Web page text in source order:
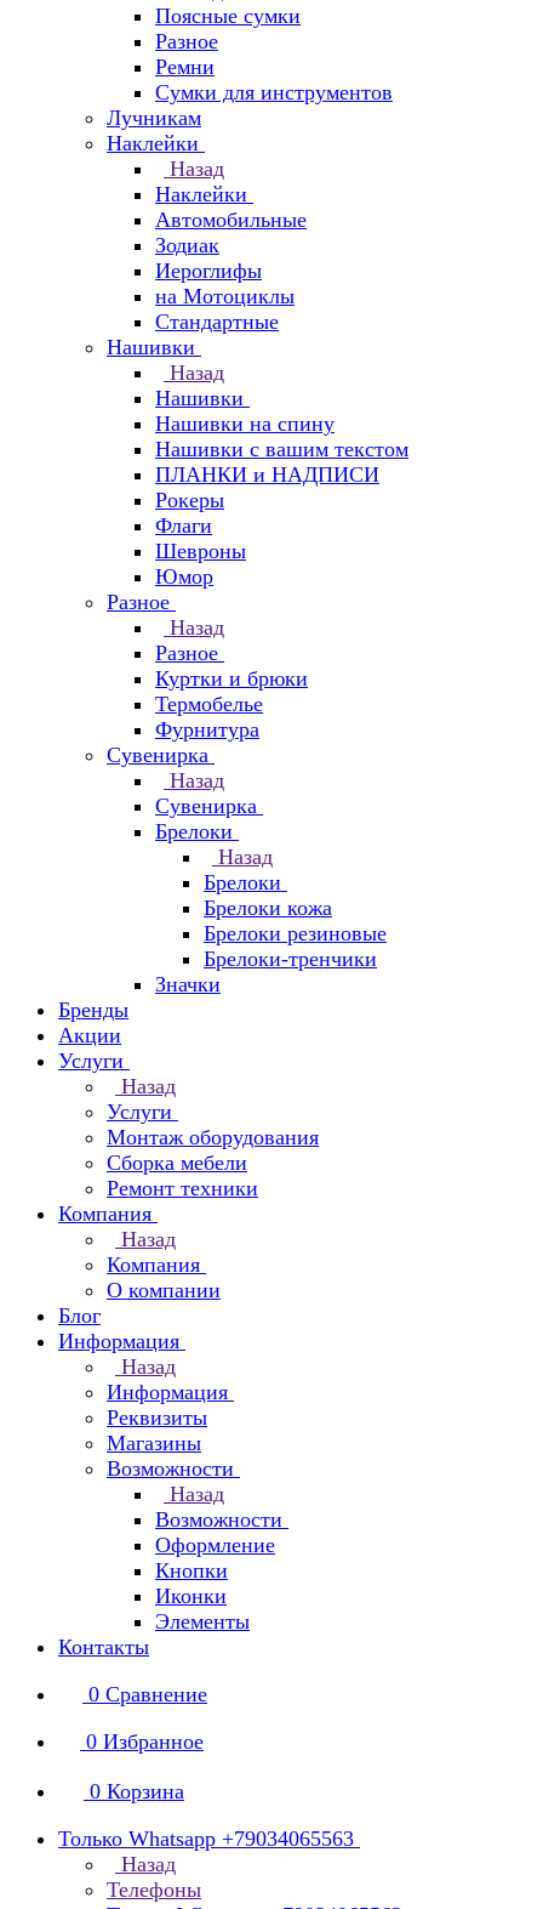
Поясные сумки
Разное
Ремни
Сумки для инструментов
Лучникам
Наклейки
Назад
Наклейки
Автомобильные
Зодиак
Иероглифы
на Мотоциклы
Стандартные
Нашивки
Назад
Нашивки
Нашивки на спину
Нашивки с вашим текстом
ПЛАНКИ и НАДПИСИ
Рокеры
Флаги
Шевроны
Юмор
Разное
Назад
Разное
Куртки и брюки
Термобелье
Фурнитура
Сувенирка
Назад
Сувенирка
Брелоки
Назад
Брелоки
Брелоки кожа
Брелоки резиновые
Брелоки-тренчики
Значки
Бренды
Акции
Услуги
Назад
Услуги
Монтаж оборудования
Сборка мебели
Ремонт техники
Компания
Назад
Компания
О компании
Блог
Информация
Назад
Информация
Реквизиты
Магазины
Возможности
Назад
Возможности
Оформление
Кнопки
Иконки
Элементы
Контакты
0 Сравнение
0 Избранное
0 Корзина
Только Whatsapp +79034065563
Назад
Телефоны